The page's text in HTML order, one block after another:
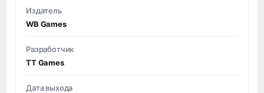
Издатель
WB Games
Разработчик
TT Games
Дата выхода